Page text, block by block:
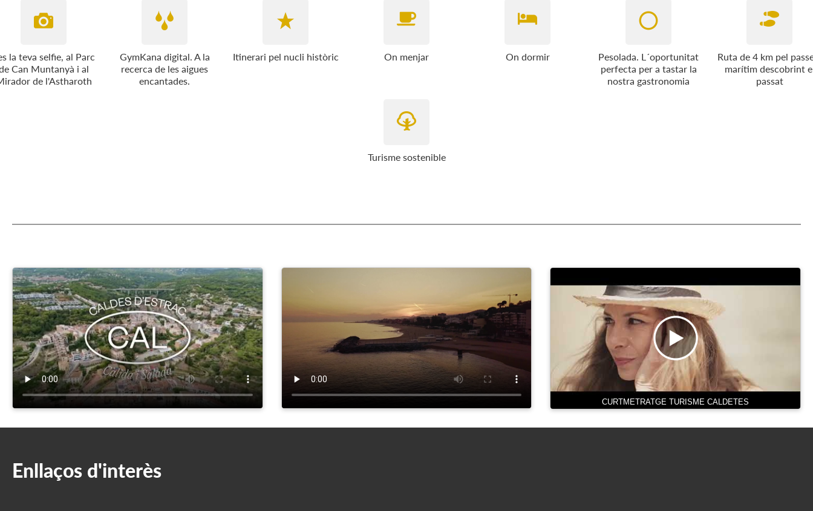
la teva selfie, al Parc
Can Muntanyà i al
de l'Astharoth
GymKana digital. A la
recerca de les aigues
encantades.
Itinerari pel nucli històric On menjar On dormir
Pesolada. L´oportunitat
perfecta per a tastar la
nostra gastronomia
Ruta de 4 km pel
marítim descobrint
passat
Turisme sostenible
CURTMETRATGE TURISME CALDETES
Enllaços d'interès